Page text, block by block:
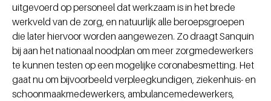
uitgevoerd op personeel dat werkzaam is in het brede
werkveld van de zorg, en natuurlijk alle beroepsgroepen
die later hiervoor worden aangewezen. Zo draagt Sanquin
bij aan het nationaal noodplan om meer zorgmedewerkers
te kunnen testen op een mogelijke coronabesmetting. Het
gaat nu om bijvoorbeeld verpleegkundigen, ziekenhuis- en
schoonmaakmedewerkers, ambulancemedewerkers,